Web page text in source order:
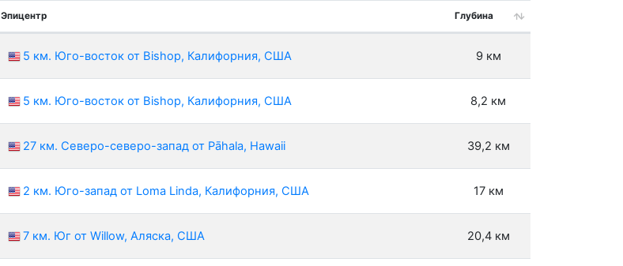
Эпицентр Глубина
5 км. Юго-восток от Bishop, Калифорния, США 9 км
5 км. Юго-восток от Bishop, Калифорния, США 8,2 км
27 км. Северо-северо-запад от Pāhala, Hawaii 39,2 км
2 км. Юго-запад от Loma Linda, Калифорния, США 17 км
7 км. Юг от Willow, Аляска, США 20,4 км